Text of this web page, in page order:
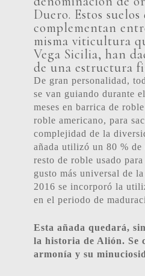
Duero. Estos suelos
complementan
misma viticultura
Vega Sicilia, han
de una estructura
De gran personalidad,
se van guiando durante
meses en barrica de
roble americano, para
complejidad de la
añada utilizó un 80 %
resto de roble usado
gusto más universal de
2016 se incorporó la
en el periodo de
Esta añada quedará,
la historia de Alión. Se
armonía y su